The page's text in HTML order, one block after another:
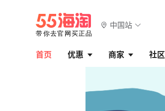
中国站
首页 优惠 商家 社区